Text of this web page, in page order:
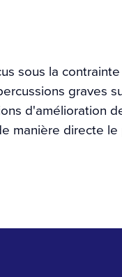
sous la
graves
d'amélioration
manière directe